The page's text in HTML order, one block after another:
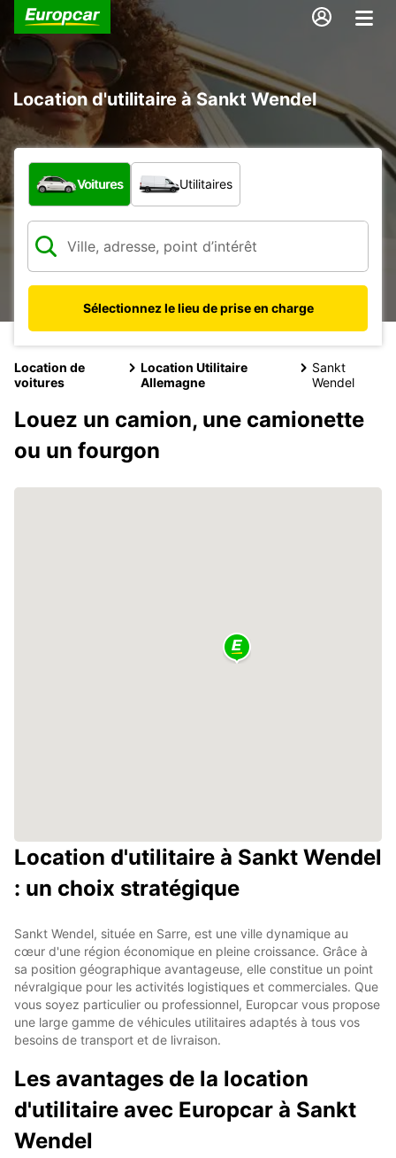
Location d'utilitaire à Sankt Wendel
Quel type de véhicule ?
Voitures Utilitaires
Sélectionnez le lieu de prise en charge
Location de
voitures
Location Utilitaire
Allemagne
Sankt
Wendel
Louez un camion, une camionette
ou un fourgon
Location d'utilitaire à Sankt Wendel
: un choix stratégique
Sankt Wendel, située en Sarre, est une ville dynamique au
cœur d'une région économique en pleine croissance. Grâce à
sa position géographique avantageuse, elle constitue un point
névralgique pour les activités logistiques et commerciales. Que
vous soyez particulier ou professionnel, Europcar vous propose
une large gamme de véhicules utilitaires adaptés à tous vos
besoins de transport et de livraison.
Les avantages de la location
d'utilitaire avec Europcar à Sankt
Wendel